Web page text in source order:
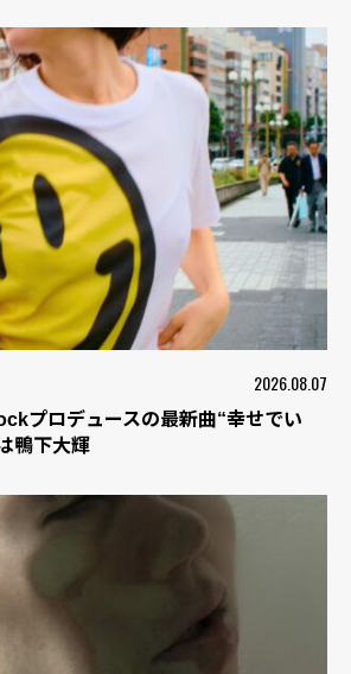
2026.08.07
プロデュースの最新曲“幸せでい
鴨下大輝